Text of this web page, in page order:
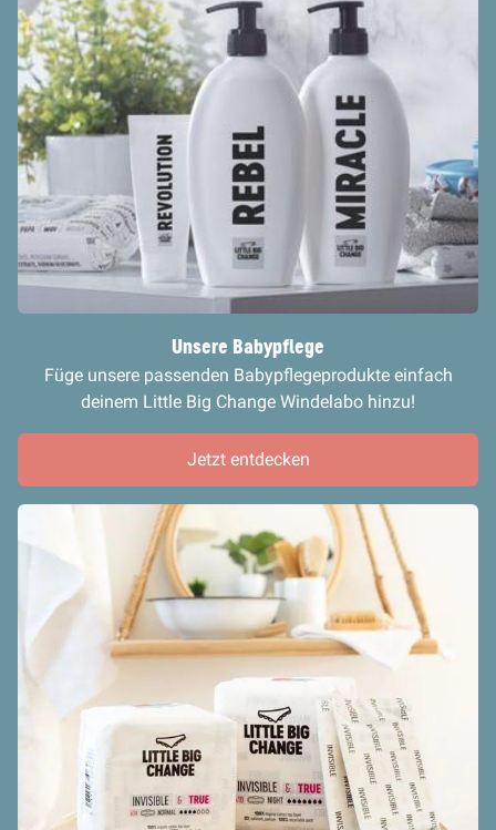
Unsere Babypflege
Füge unsere passenden Babypflegeprodukte einfach
deinem Little Big Change Windelabo hinzu!
Jetzt entdecken